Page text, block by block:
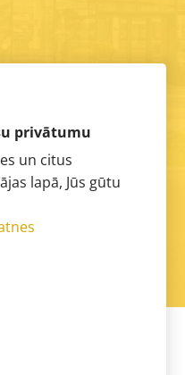
privātumu
un citus
lapā, Jūs gūtu